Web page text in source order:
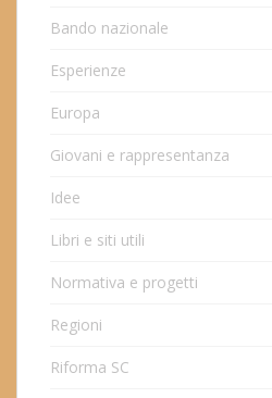
Bando nazionale
Esperienze
Europa
Giovani e rappresentanza
Idee
Libri e siti utili
Normativa e progetti
Regioni
Riforma SC